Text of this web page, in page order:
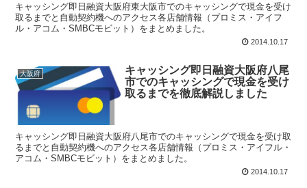
キャッシング即日融資大阪府東大阪市でのキャッシングで現金を受け
取るまでと自動契約機へのアクセス各店舗情報（プロミス・アイフ
ル・アコム・SMBCモビット）をまとめました。
2014.10.17
大阪府
キャッシング即日融資大阪府八尾
市でのキャッシングで現金を受け
取るまでを徹底解説しました
キャッシング即日融資大阪府八尾市でのキャッシングで現金を受け取
るまでと自動契約機へのアクセス各店舗情報（プロミス・アイフル・
アコム・SMBCモビット）をまとめました。
2014.10.17